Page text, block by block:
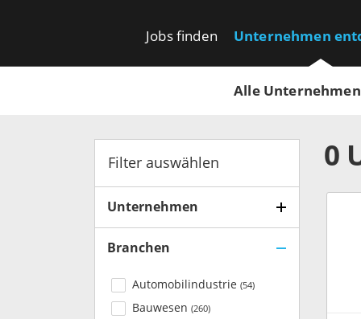
Jobs finden Unternehmen
Alle Unternehmen
Filter auswählen
Unternehmen
Branchen
Automobilindustrie (54)
Bauwesen (260)
0